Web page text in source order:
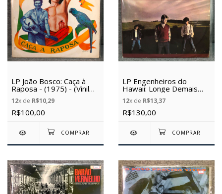
LP João Bosco: Caça à
Raposa - (1975) - (Vinil
Usado)
12x de R$10,29
R$100,00
LP Engenheiros do
Hawaii: Longe Demais
das Capitais - (1986) -
(Vinil Usado)
12x de R$13,37
R$130,00